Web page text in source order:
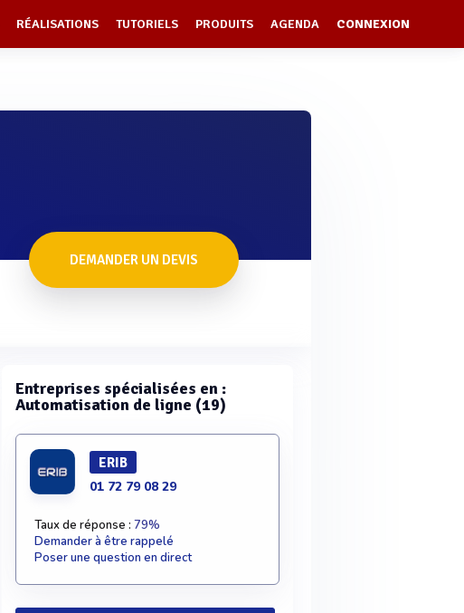
RÉALISATIONS TUTORIELS PRODUITS AGENDA CONNEXION
DEMANDER UN DEVIS
Entreprises spécialisées en :
Automatisation de ligne (19)
ERIB
01 72 79 08 29
Taux de réponse : 79%
Demander à être rappelé
Poser une question en direct